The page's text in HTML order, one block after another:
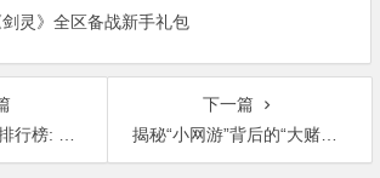
灵》全区备战新手礼包
，最后谁来收割？
下一篇
揭秘“小网游”背后的“大赌局”，有人一天输掉几十万！